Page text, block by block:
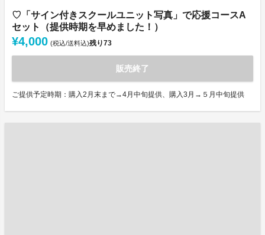
♡「サイン付きスクールユニット写真」で応援コースA
セット（提供時期を早めました！）
¥4,000 (税込/送料込)残り73
販売終了
ご提供予定時期：購入2月末まで→4月中旬提供、購入3月→５月中旬提供